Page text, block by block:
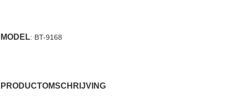
MODEL: BT-9168
PRODUCTOMSCHRIJVING